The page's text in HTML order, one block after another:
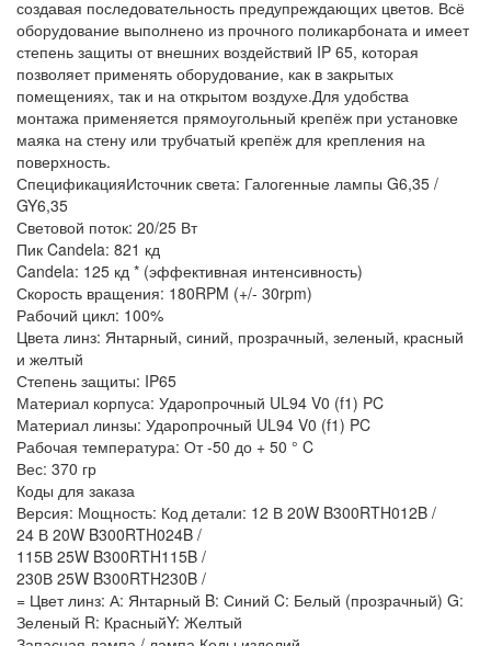
создавая последовательность предупреждающих цветов. Всё
оборудование выполнено из прочного поликарбоната и имеет
степень защиты от внешних воздействий IP 65, которая
позволяет применять оборудование, как в закрытых
помещениях, так и на открытом воздухе.Для удобства
монтажа применяется прямоугольный крепёж при установке
маяка на стену или трубчатый крепёж для крепления на
поверхность.
СпецификацияИсточник света: Галогенные лампы G6,35 /
GY6,35
Световой поток: 20/25 Вт
Пик Candela: 821 кд
Candela: 125 кд * (эффективная интенсивность)
Скорость вращения: 180RPM (+/- 30rpm)
Рабочий цикл: 100%
Цвета линз: Янтарный, синий, прозрачный, зеленый, красный
и желтый
Степень защиты: IP65
Материал корпуса: Ударопрочный UL94 V0 (f1) PC
Материал линзы: Ударопрочный UL94 V0 (f1) PC
Рабочая температура: От -50 до + 50 ° C
Вес: 370 гр
Коды для заказа
Версия: Мощность: Код детали: 12 В 20W B300RTH012B /
24 В 20W B300RTH024B /
115В 25W B300RTH115B /
230В 25W B300RTH230B /
= Цвет линз: А: Янтарный B: Синий C: Белый (прозрачный) G:
Зеленый R: КрасныйY: Желтый